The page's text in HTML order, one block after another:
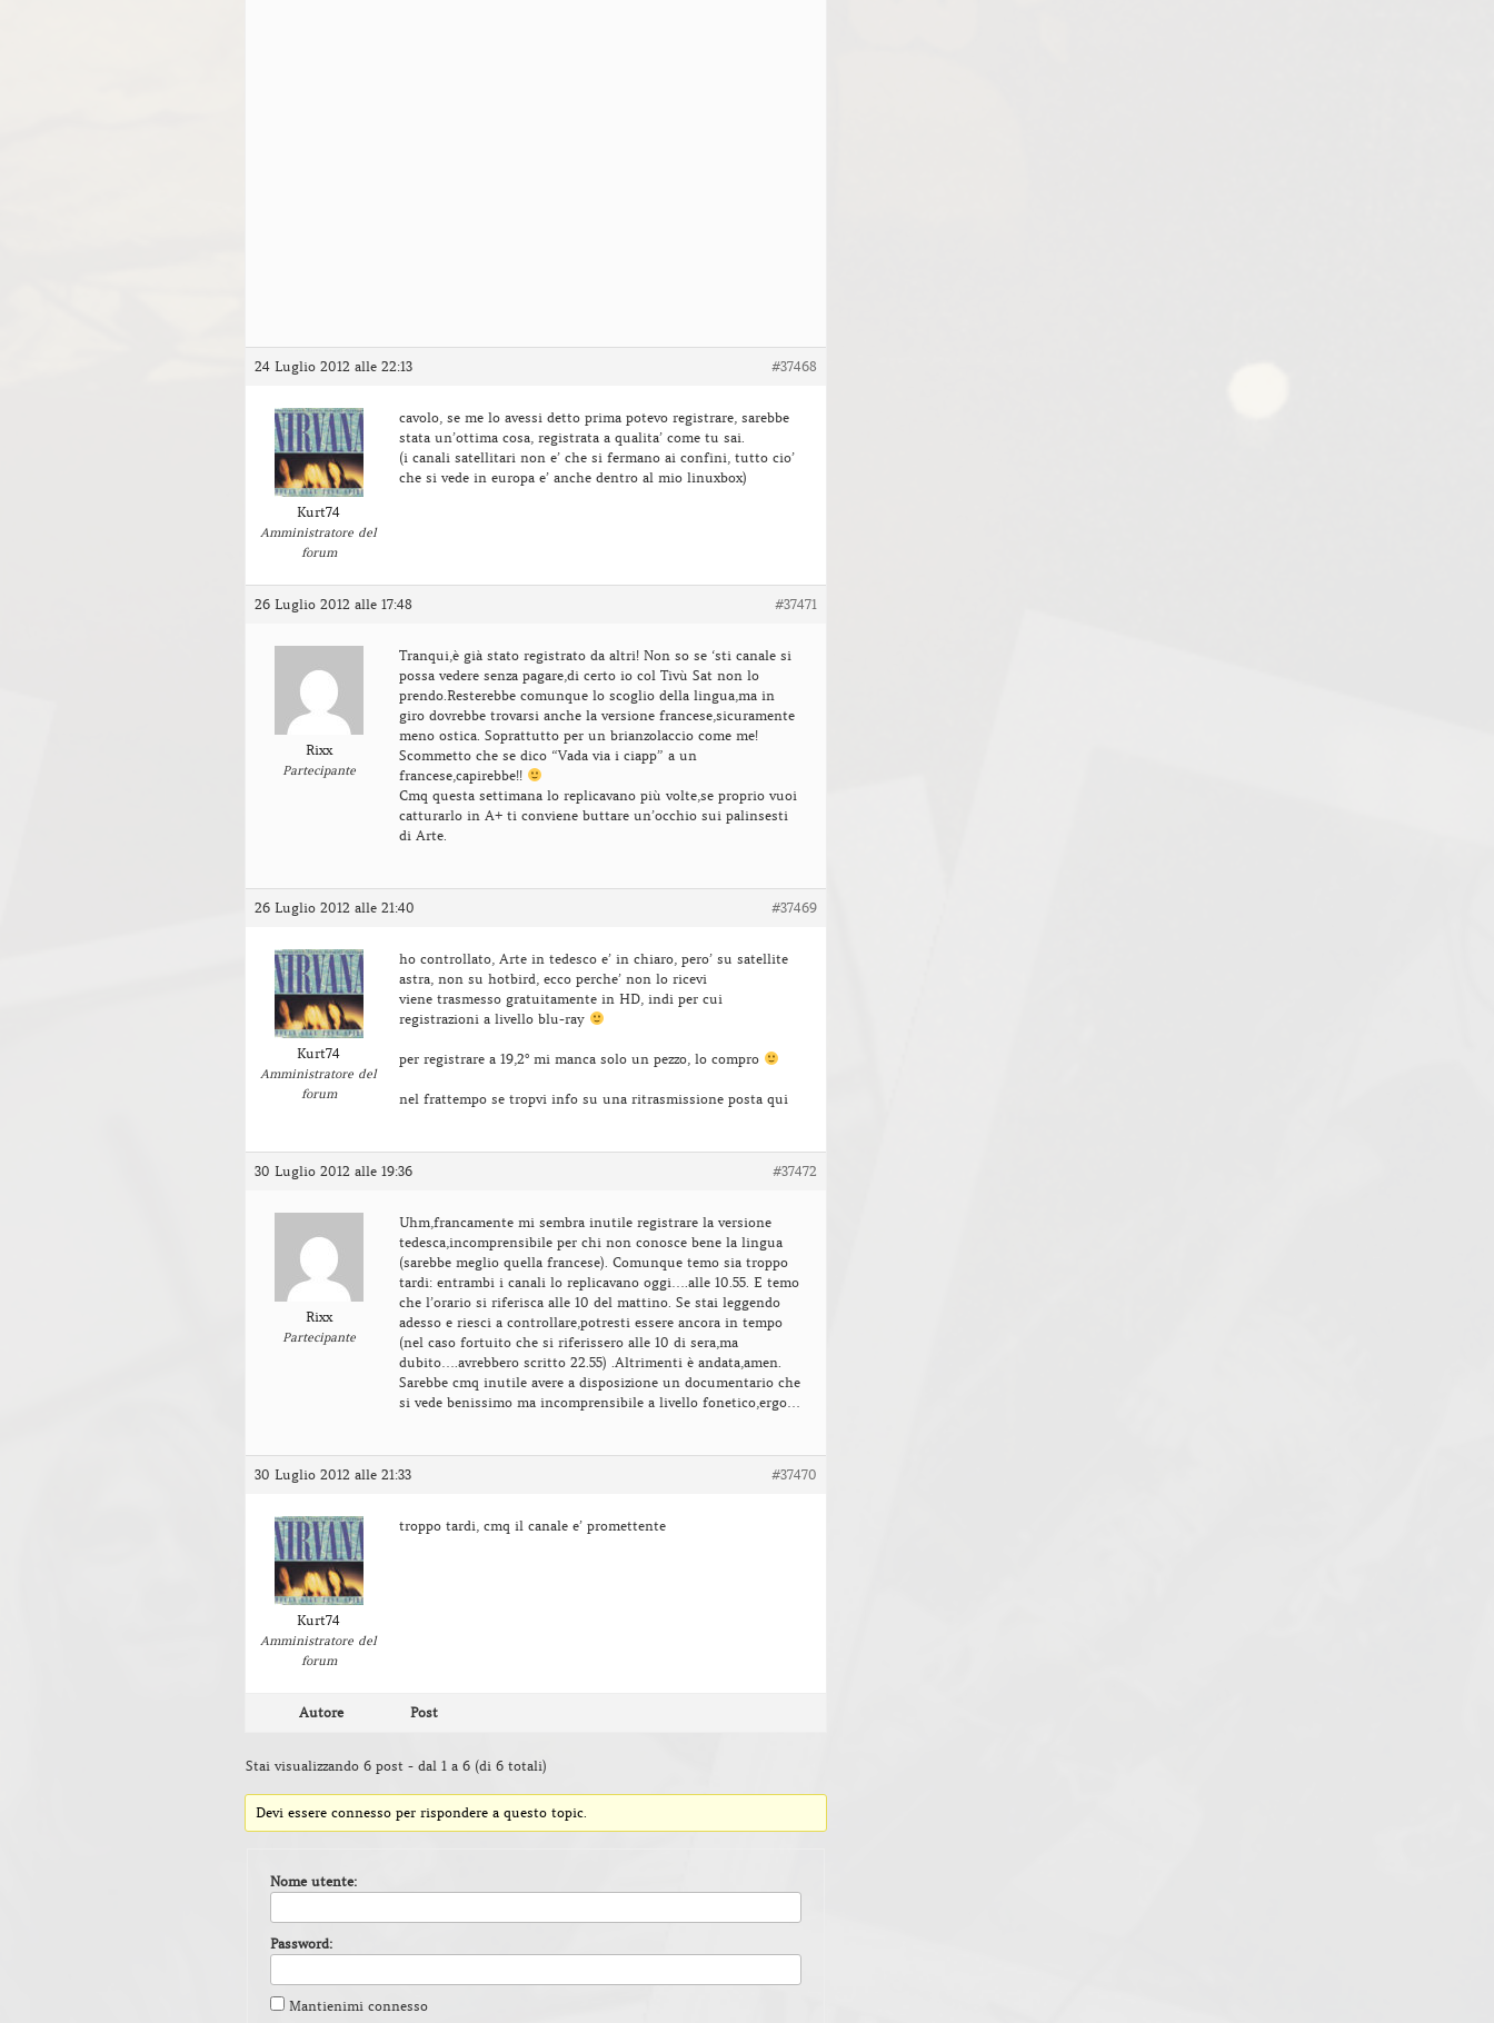
24 Luglio 2012 alle 22:13 #37468
Kurt74
Amministratore del
forum
cavolo, se me lo avessi detto prima potevo registrare, sarebbe
stata un’ottima cosa, registrata a qualita’ come tu sai.
(i canali satellitari non e’ che si fermano ai confini, tutto cio’
che si vede in europa e’ anche dentro al mio linuxbox)
26 Luglio 2012 alle 17:48 #37471
Rixx
Partecipante
Tranqui,è già stato registrato da altri! Non so se ‘sti canale si
possa vedere senza pagare,di certo io col Tivù Sat non lo
prendo.Resterebbe comunque lo scoglio della lingua,ma in
giro dovrebbe trovarsi anche la versione francese,sicuramente
meno ostica. Soprattutto per un brianzolaccio come me!
Scommetto che se dico “Vada via i ciapp” a un
francese,capirebbe!!
Cmq questa settimana lo replicavano più volte,se proprio vuoi
catturarlo in A+ ti conviene buttare un’occhio sui palinsesti
di Arte.
26 Luglio 2012 alle 21:40 #37469
Kurt74
Amministratore del
forum
ho controllato, Arte in tedesco e’ in chiaro, pero’ su satellite
astra, non su hotbird, ecco perche’ non lo ricevi
viene trasmesso gratuitamente in HD, indi per cui
registrazioni a livello blu-ray
per registrare a 19,2° mi manca solo un pezzo, lo compro
nel frattempo se tropvi info su una ritrasmissione posta qui
30 Luglio 2012 alle 19:36 #37472
Rixx
Partecipante
Uhm,francamente mi sembra inutile registrare la versione
tedesca,incomprensibile per chi non conosce bene la lingua
(sarebbe meglio quella francese). Comunque temo sia troppo
tardi: entrambi i canali lo replicavano oggi….alle 10.55. E temo
che l’orario si riferisca alle 10 del mattino. Se stai leggendo
adesso e riesci a controllare,potresti essere ancora in tempo
(nel caso fortuito che si riferissero alle 10 di sera,ma
dubito….avrebbero scritto 22.55) .Altrimenti è andata,amen.
Sarebbe cmq inutile avere a disposizione un documentario che
si vede benissimo ma incomprensibile a livello fonetico,ergo…
30 Luglio 2012 alle 21:33 #37470
Kurt74
Amministratore del
forum
troppo tardi, cmq il canale e’ promettente
Autore Post
Stai visualizzando 6 post - dal 1 a 6 (di 6 totali)
Devi essere connesso per rispondere a questo topic.
Nome utente:
Password:
Mantienimi connesso